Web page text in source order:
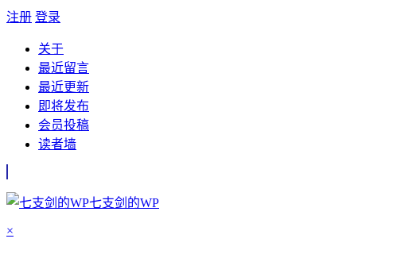
注册 登录
关于
最近留言
最近更新
即将发布
会员投稿
读者墙
七支剑的WP
×